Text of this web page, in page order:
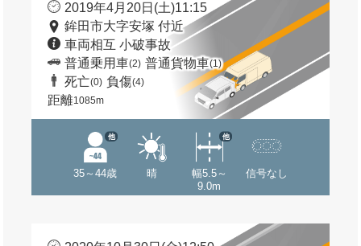
2019年4月20日(土)11:15
鉾田市大字安塚 付近
車両相互 小破事故
普通乗用車(2) 普通貨物車(1)
死亡(0) 負傷(4)
距離1085m
35～44歳
他
晴
幅5.5～
9.0m
他
信号なし